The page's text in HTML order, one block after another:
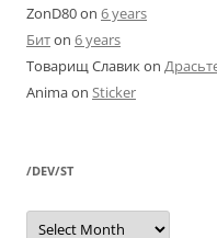
ZonD80on 6 years
Битon 6 years
Товарищ Славикon
Animaon Sticker
/DEV/ST
/dev/st